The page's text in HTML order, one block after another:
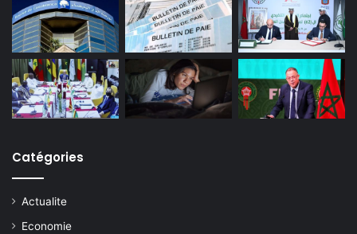
Catégories
Actualite
Economie